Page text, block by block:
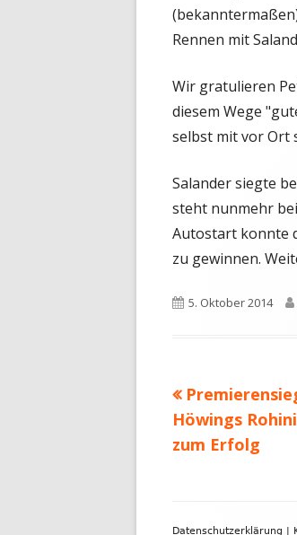
Rennen mit
Wir gratulieren
diesem Wege
selbst mit vor Ort
Salander siegte
steht nunmehr
Autostart konnte
zu gewinnen.
Veröffentlicht
5. Oktober 2014
Vorheriger
Beitrag:
Höwings
zum Erfolg
Datenschutzerklärung |